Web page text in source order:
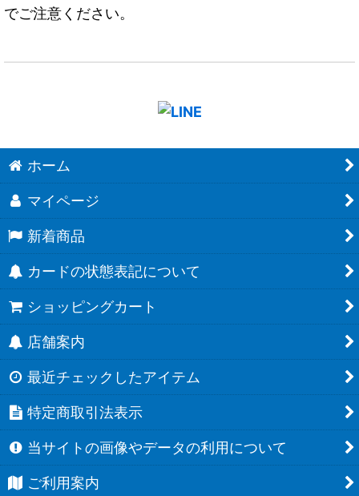
でご注意ください。
ホーム
マイページ
新着商品
カードの状態表記について
ショッピングカート
店舗案内
最近チェックしたアイテム
特定商取引法表示
当サイトの画像やデータの利用について
ご利用案内